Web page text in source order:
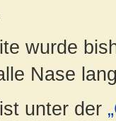
wurde
Nase
unter der